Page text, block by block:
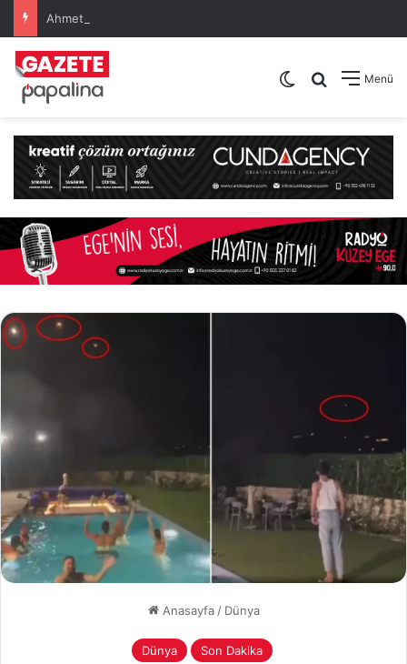
Menü
Arama yap
Dış görünümü
Anasayfa / Dünya
Dünya Son Dakika